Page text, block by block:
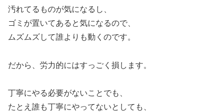
汚れてるものが気になるし、
ゴミが置いてあると気になるので、
ムズムズして誰よりも動くのです。
だから、労力的にはすっごく損します。
丁寧にやる必要がないことでも、
たとえ誰も丁寧にやってないとしても、